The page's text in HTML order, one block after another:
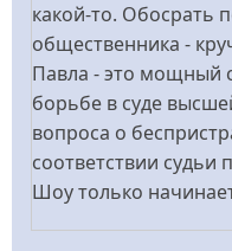
какой-то. Обосрать
общественника -
Павла - это мощный
борьбе в суде
вопроса о
соответствии
Шоу только